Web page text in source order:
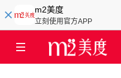
m2美度
立刻使用官方APP